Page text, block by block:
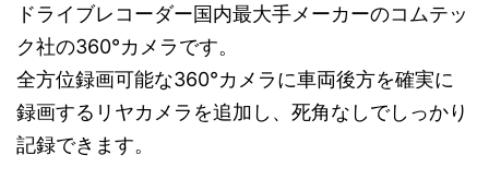
ドライブレコーダー国内最大手メーカーのコムテッ
ク社の360°カメラです。
全方位録画可能な360°カメラに車両後方を確実に
録画するリヤカメラを追加し、死角なしでしっかり
記録できます。